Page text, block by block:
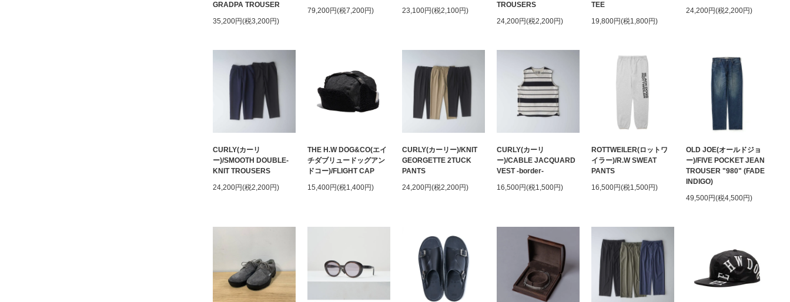
GRADPA TROUSER
35,200円(税3,200円)
79,200円(税7,200円)
23,100円(税2,100円)
TROUSERS
24,200円(税2,200円)
TEE
19,800円(税1,800円)
24,200円(税2,200円)
CURLY(カーリ
ー)/SMOOTH DOUBLE-
KNIT TROUSERS
24,200円(税2,200円)
THE H.W DOG&CO(エイ
チダブリュードッグアン
ドコー)/FLIGHT CAP
15,400円(税1,400円)
CURLY(カーリー)/KNIT
GEORGETTE 2TUCK
PANTS
24,200円(税2,200円)
CURLY(カーリ
ー)/CABLE JACQUARD
VEST -border-
16,500円(税1,500円)
ROTTWEILER(ロットワ
イラー)/R.W SWEAT
PANTS
16,500円(税1,500円)
OLD JOE(オールドジョ
ー)/FIVE POCKET JEAN
TROUSER "980" (FADE
INDIGO)
49,500円(税4,500円)